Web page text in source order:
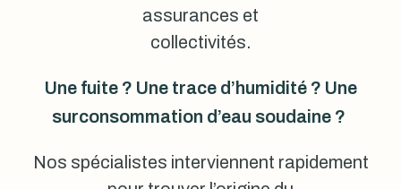
assurances et
collectivités.
Une fuite ? Une trace d’humidité ? Une
surconsommation d’eau soudaine ?
Nos spécialistes interviennent rapidement